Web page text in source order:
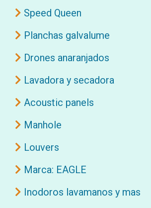
Speed Queen
Planchas galvalume
Drones anaranjados
Lavadora y secadora
Acoustic panels
Manhole
Louvers
Marca: EAGLE
Inodoros lavamanos y mas